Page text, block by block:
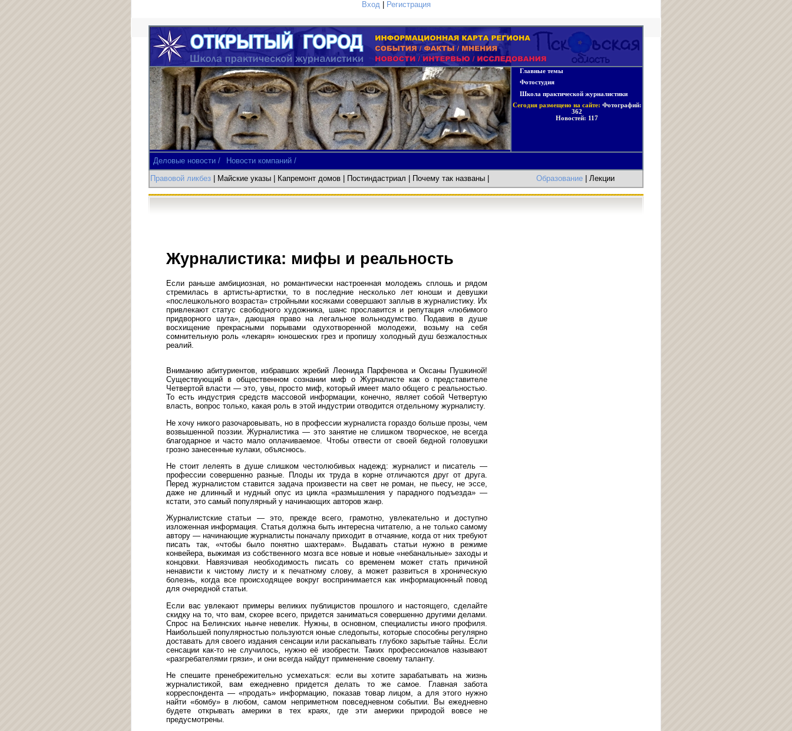
Вход| Регистрация
Главные темы
Фотостудия
Школа практической журналистики
Сегодня размещено на сайте: Фотографий:
362
Новостей: 117
Деловые новости /
Новости компаний /
Правовой ликбез
| Майские указы Капремонт домов | Постиндастриал | Почему так названы Образование | Лекции
Журналистика: мифы и реальность
Если раньше амбициозная, но романтически настроенная молодежь сплошь и рядом
стремилась в артисты-артистки, то в последние несколько лет юноши и девушки
«послешкольного возраста» стройными косяками совершают заплыв в журналистику. Их
привлекают статус свободного художника, шанс прославится и репутация «любимого
придворного шута», дающая право на легальное вольнодумство. Подавив в душе
восхищение прекрасными порывами одухотворенной молодежи, возьму на себя
сомнительную роль «лекаря» юношеских грез и пропишу холодный душ безжалостных
реалий.
Вниманию абитуриентов, избравших жребий Леонида Парфенова и Оксаны Пушкиной!
Существующий в общественном сознании миф о Журналисте как о представителе
Четвертой власти — это, увы, просто миф, который имеет мало общего с реальностью.
То есть индустрия средств массовой информации, конечно, являет собой Четвертую
власть, вопрос только, какая роль в этой индустрии отводится отдельному журналисту.
Не хочу никого разочаровывать, но в профессии журналиста гораздо больше прозы, чем
возвышенной поэзии. Журналистика — это занятие не слишком творческое, не всегда
благодарное и часто мало оплачиваемое. Чтобы отвести от своей бедной головушки
грозно занесенные кулаки, объяснюсь.
Не стоит лелеять в душе слишком честолюбивых надежд: журналист и писатель —
профессии совершенно разные. Плоды их труда в корне отличаются друг от друга.
Перед журналистом ставится задача произвести на свет не роман, не пьесу, не эссе,
даже не длинный и нудный опус из цикла «размышления у парадного подъезда» —
кстати, это самый популярный у начинающих авторов жанр.
Журналистские статьи — это, прежде всего, грамотно, увлекательно и доступно
изложенная информация. Статья должна быть интересна читателю, а не только самому
автору — начинающие журналисты поначалу приходит в отчаяние, когда от них требуют
писать так, «чтобы было понятно шахтерам». Выдавать статьи нужно в режиме
конвейера, выжимая из собственного мозга все новые и новые «небанальные» заходы и
концовки. Навязчивая необходимость писать со временем может стать причиной
ненависти к чистому листу и к печатному слову, а может развиться в хроническую
болезнь, когда все происходящее вокруг воспринимается как информационный повод
для очередной статьи.
Если вас увлекают примеры великих публицистов прошлого и настоящего, сделайте
скидку на то, что вам, скорее всего, придется заниматься совершенно другими делами.
Спрос на Белинских нынче невелик. Нужны, в основном, специалисты иного профиля.
Наибольшей популярностью пользуются юные следопыты, которые способны регулярно
доставать для своего издания сенсации или раскапывать глубоко зарытые тайны. Если
сенсации как-то не случилось, нужно её изобрести. Таких профессионалов называют
«разгребателями грязи», и они всегда найдут применение своему таланту.
Не спешите пренебрежительно усмехаться: если вы хотите зарабатывать на жизнь
журналистикой, вам ежедневно придется делать то же самое. Главная забота
корреспондента — «продать» информацию, показав товар лицом, а для этого нужно
найти «бомбу» в любом, самом неприметном повседневном событии. Вы ежедневно
будете открывать америки в тех краях, где эти америки природой вовсе не
предусмотрены.